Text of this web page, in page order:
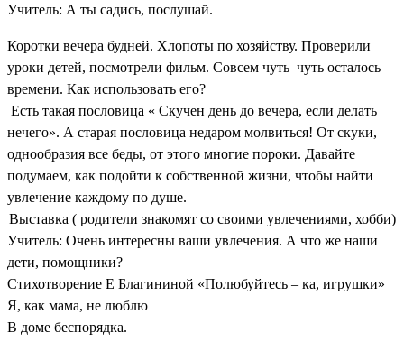
Учитель: А ты садись, послушай.
Коротки вечера будней. Хлопоты по хозяйству. Проверили
уроки детей, посмотрели фильм. Совсем чуть–чуть осталось
времени. Как использовать его?
Есть такая пословица « Скучен день до вечера, если делать
нечего». А старая пословица недаром молвиться! От скуки,
однообразия все беды, от этого многие пороки. Давайте
подумаем, как подойти к собственной жизни, чтобы найти
увлечение каждому по душе.
Выставка ( родители знакомят со своими увлечениями, хобби)
Учитель: Очень интересны ваши увлечения. А что же наши
дети, помощники?
Стихотворение Е Благининой «Полюбуйтесь – ка, игрушки»
Я, как мама, не люблю
В доме беспорядка.